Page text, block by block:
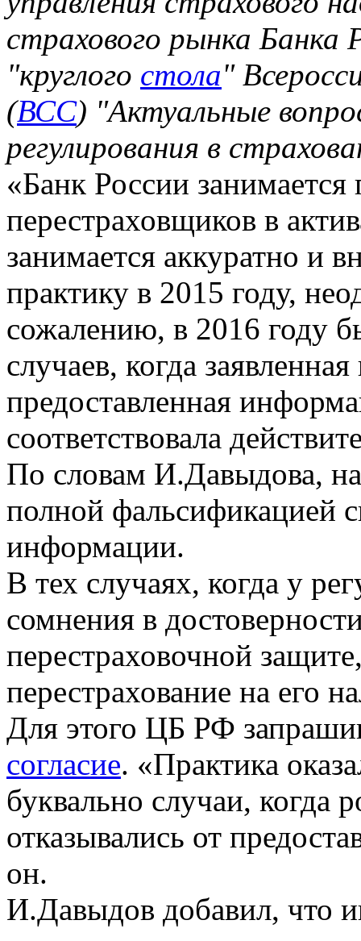
страхового рынка Банка
"круглого стола"
(ВСС) "Актуальные
регулирования в
«Банк России занимается
перестраховщиков в
занимается аккуратно и
практику в 2015 году,
сожалению, в 2016 году
случаев, когда
предоставленная
соответствовала
По словам И.Давыдова,
полной фальсификацией
информации.
В тех случаях, когда у
сомнения в
перестраховочной
перестрахование на его
Для этого ЦБ РФ
согласие. «Практика
буквально случаи, когда
отказывались от
он.
И.Давыдов добавил, что